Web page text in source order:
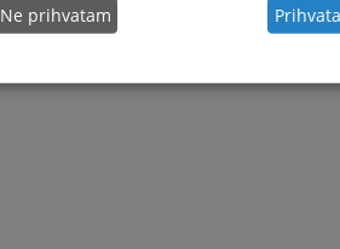
Ne prihvatam